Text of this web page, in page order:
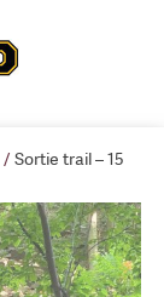
/ Sortie trail – 15